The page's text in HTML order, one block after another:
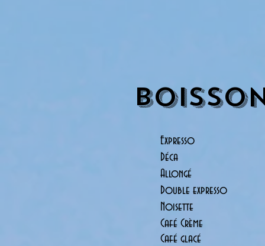
Expresso
Déca
Allongé
Double
Noisette
Café Crème
Café